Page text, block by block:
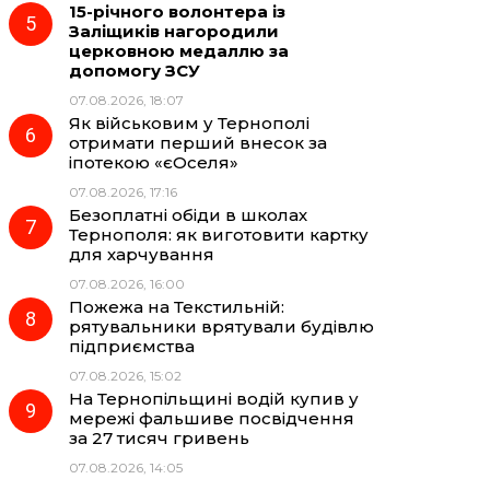
15-річного волонтера із
Заліщиків нагородили
церковною медаллю за
допомогу ЗСУ
07.08.2026, 18:07
Як військовим у Тернополі
отримати перший внесок за
іпотекою «єОселя»
07.08.2026, 17:16
Безоплатні обіди в школах
Тернополя: як виготовити картку
для харчування
07.08.2026, 16:00
Пожежа на Текстильній:
рятувальники врятували будівлю
підприємства
07.08.2026, 15:02
На Тернопільщині водій купив у
мережі фальшиве посвідчення
за 27 тисяч гривень
07.08.2026, 14:05